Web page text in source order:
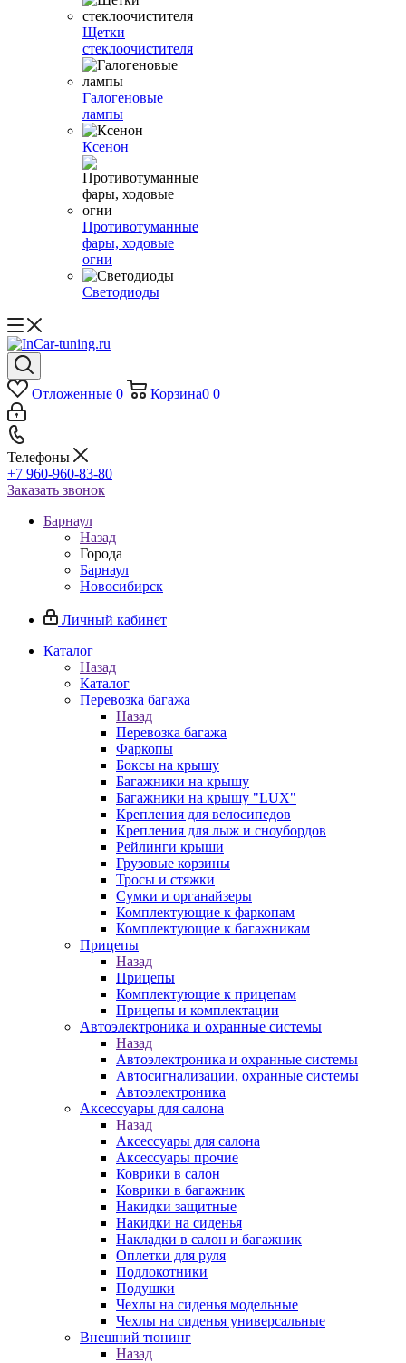
Щетки
стеклоочистителя
Галогеновые
лампы
Ксенон
Противотуманные
фары, ходовые
огни
Светодиоды
Отложенные 0 Корзина0 0
Телефоны
+7 960-960-83-80
Заказать звонок
Барнаул
Назад
Города
Барнаул
Новосибирск
Личный кабинет
Каталог
Назад
Каталог
Перевозка багажа
Назад
Перевозка багажа
Фаркопы
Боксы на крышу
Багажники на крышу
Багажники на крышу "LUX"
Крепления для велосипедов
Крепления для лыж и сноубордов
Рейлинги крыши
Грузовые корзины
Тросы и стяжки
Сумки и органайзеры
Комплектующие к фаркопам
Комплектующие к багажникам
Прицепы
Назад
Прицепы
Комплектующие к прицепам
Прицепы и комплектации
Автоэлектроника и охранные системы
Назад
Автоэлектроника и охранные системы
Автосигнализации, охранные системы
Автоэлектроника
Аксессуары для салона
Назад
Аксессуары для салона
Аксессуары прочие
Коврики в салон
Коврики в багажник
Накидки защитные
Накидки на сиденья
Накладки в салон и багажник
Оплетки для руля
Подлокотники
Подушки
Чехлы на сиденья модельные
Чехлы на сиденья универсальные
Внешний тюнинг
Назад